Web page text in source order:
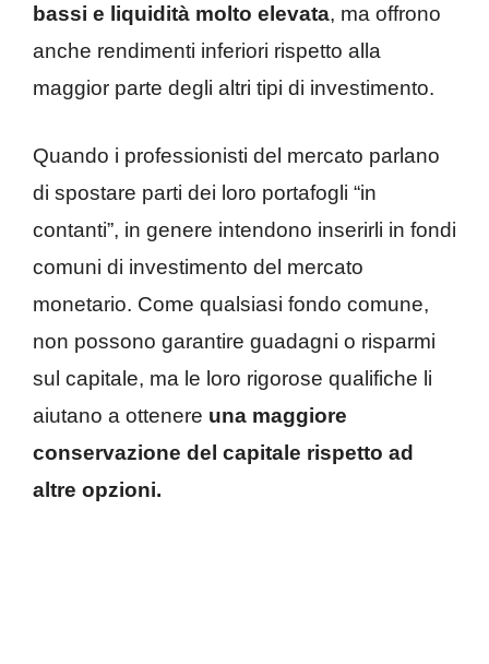
bassi e liquidità molto elevata, ma offrono
anche rendimenti inferiori rispetto alla
maggior parte degli altri tipi di investimento.
Quando i professionisti del mercato parlano
di spostare parti dei loro portafogli “in
contanti”, in genere intendono inserirli in fondi
comuni di investimento del mercato
monetario. Come qualsiasi fondo comune,
non possono garantire guadagni o risparmi
sul capitale, ma le loro rigorose qualifiche li
aiutano a ottenere una maggiore
conservazione del capitale rispetto ad
altre opzioni.